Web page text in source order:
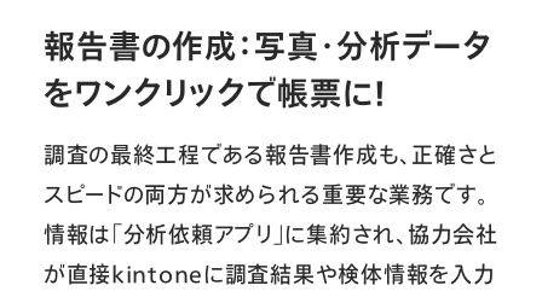
報告書の作成：写真・分析データ
をワンクリックで帳票に！
調査の最終工程である報告書作成も、正確さと
スピードの両方が求められる重要な業務です。
情報は「分析依頼アプリ」に集約され、協力会社
が直接kintoneに調査結果や検体情報を入力